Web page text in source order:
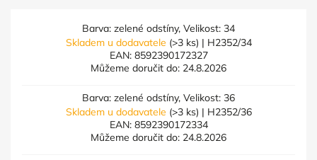
Barva: zelené odstíny, Velikost: 34
Skladem u dodavatele (>3 ks) | H2352/34
EAN: 8592390172327
Můžeme doručit do: 24.8.2026
Barva: zelené odstíny, Velikost: 36
Skladem u dodavatele (>3 ks) | H2352/36
EAN: 8592390172334
Můžeme doručit do: 24.8.2026